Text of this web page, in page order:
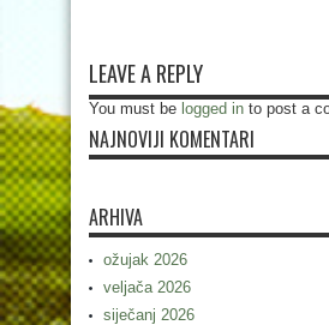
LEAVE A REPLY
You must be logged in to post a
NAJNOVIJI KOMENTARI
ARHIVA
ožujak 2026
veljača 2026
siječanj 2026